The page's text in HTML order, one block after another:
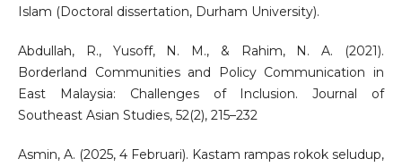
Islam (Doctoral dissertation, Durham University).
Abdullah, R., Yusoff, N. M., & Rahim, N. A. (2021).
Borderland Communities and Policy Communication in
East Malaysia: Challenges of Inclusion. Journal of
Southeast Asian Studies, 52(2), 215–232
Asmin, A. (2025, 4 Februari). Kastam rampas rokok seludup,